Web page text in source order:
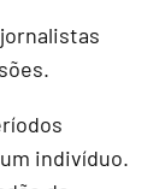
indivíduo.